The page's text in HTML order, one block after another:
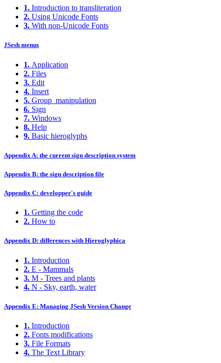
1. Introduction to transliteration
2. Using Unicode Fonts
3. With non-Unicode Fonts
JSesh menus
1. Application
2. Files
3. Edit
4. Insert
5. Group_manipulation
6. Sign
7. Windows
8. Help
9. Basic hieroglyphs
Appendix A: the current sign description system
Appendix B: the sign description file
Appendix C: developper's guide
1. Getting the code
2. How to
Appendix D: differences with Hieroglyphica
1. Introduction
2. E - Mammals
3. M - Trees and plants
4. N - Sky, earth, water
Appendix E: Managing JSesh Version Change
1. Introduction
2. Fonts modifications
3. File Formats
4. The Text Library